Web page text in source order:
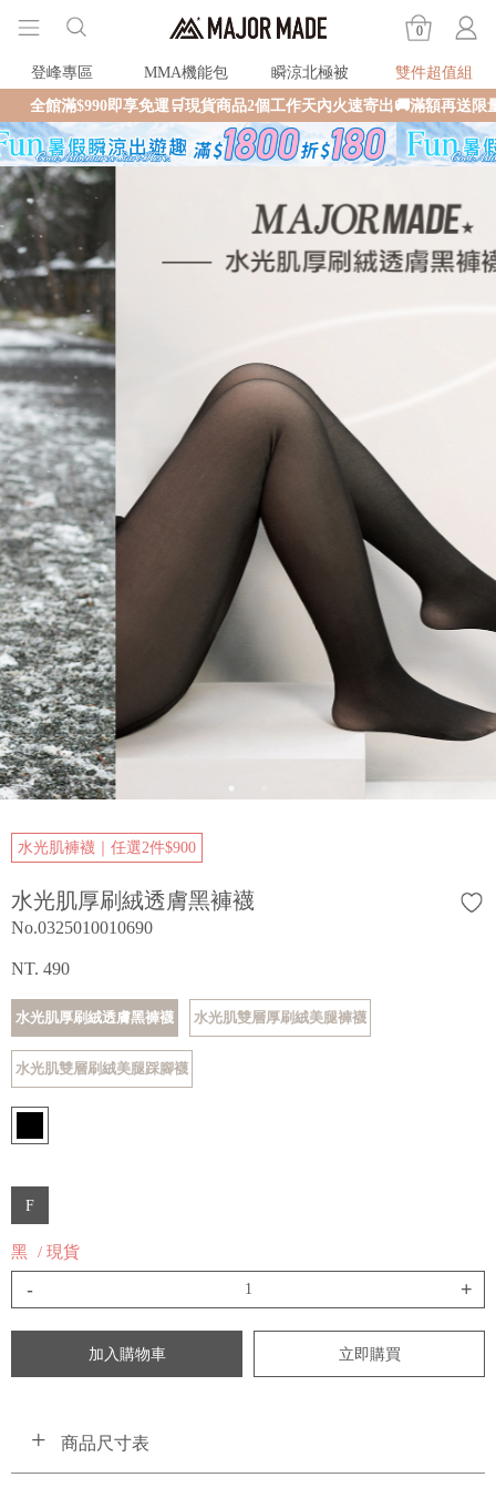
0
登峰專區 MMA機能包 瞬涼北極被
雙件超值組
享免運🛒現貨商品2個工作天內火速寄出🚚滿額再送限量好禮✨
水光肌褲襪｜任選2件$900
水光肌厚刷絨透膚黑褲襪
No.0325010010690
NT. 490
水光肌厚刷絨透膚黑褲襪 水光肌雙層厚刷絨美腿褲襪
水光肌雙層刷絨美腿踩腳襪
F
黑 / 現貨
- +
加入購物車 立即購買
商品尺寸表